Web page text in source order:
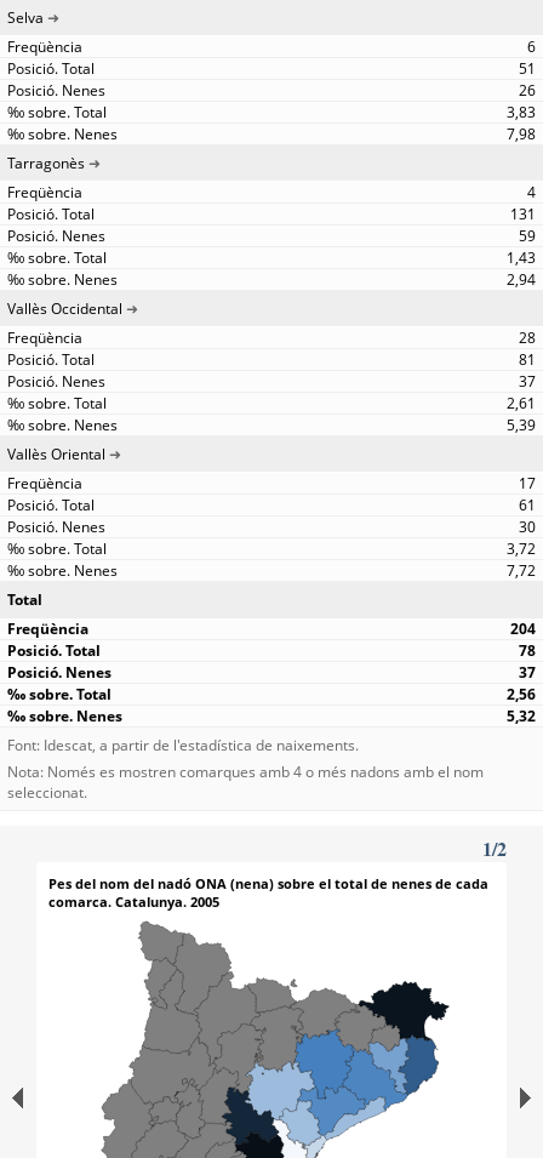
Selva
6
51
26
3,83
7,98
Tarragonès
4
131
59
1,43
2,94
Vallès Occidental
28
81
37
2,61
5,39
Vallès Oriental
17
61
30
3,72
7,72
Total
204
78
37
2,56
5,32
Font: Idescat, a partir de l'estadística de naixements.
Nota: Només es mostren comarques amb 4 o més nadons amb el nom
seleccionat.